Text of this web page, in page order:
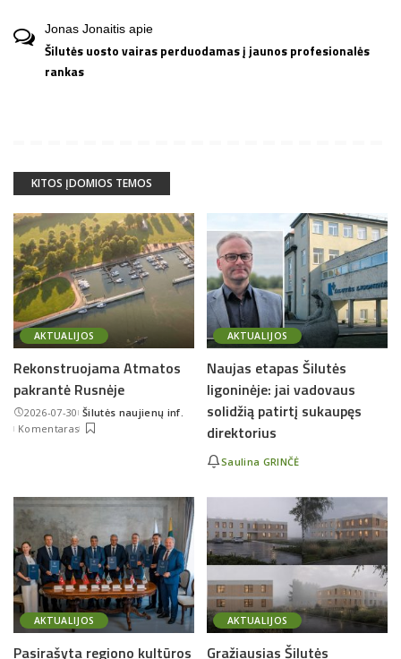
Jonas Jonaitis apie
Šilutės uosto vairas perduodamas į jaunos profesionalės
rankas
KITOS ĮDOMIOS TEMOS
AKTUALIJOS
Rekonstruojama Atmatos
pakrantė Rusnėje
2026-07-30Posted
by
Šilutės naujienų inf.
Komentaras
AKTUALIJOS
Naujas etapas Šilutės
ligoninėje: jai vadovaus
solidžią patirtį sukaupęs
direktorius
Saulina GRINČĖ
AKTUALIJOS
Pasirašyta regiono kultūros
AKTUALIJOS
Gražiausias Šilutės